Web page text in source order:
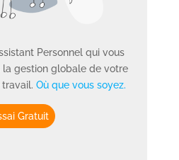
Personnel qui vous
gestion globale de votre
Où que vous soyez.
Gratuit